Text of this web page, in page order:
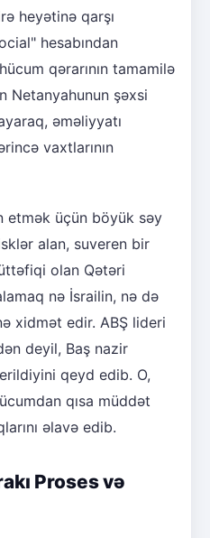
heyətinə qarşı
hesabından
qərarının tamamilə
Netanyahunun şəxsi
əməliyyatı
vaxtlarının
etmək üçün böyük səy
alan, suveren bir
olan Qətəri
nə İsrailin, nə də
xidmət edir. ABŞ lideri
deyil, Baş nazir
qeyd edib. O,
qısa müddət
əlavə edib.
Proses və